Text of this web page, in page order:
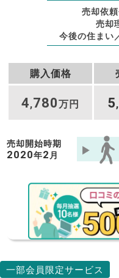
売却依
売却
今後の住まい
購入価格
4,780万円 5,
売却開始時期
2020年2 月
一部会員限定サービス